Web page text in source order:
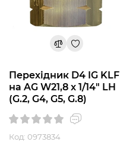
Перехідник D4 IG KLF
на AG W21,8 x 1/14″ LH
(G.2, G4, G5, G.8)
Код: 0973834